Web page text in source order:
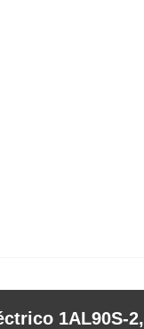
1AL90S-